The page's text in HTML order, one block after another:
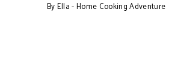
ByElla - Home Cooking Adventure